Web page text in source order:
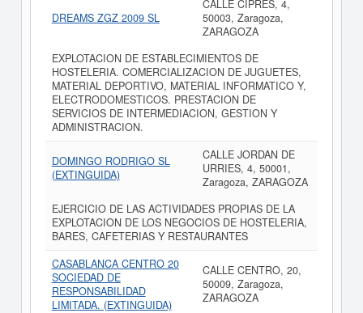
DREAMS ZGZ 2009 SL
CALLE CIPRES, 4,
50003, Zaragoza,
ZARAGOZA
EXPLOTACION DE ESTABLECIMIENTOS DE
HOSTELERIA. COMERCIALIZACION DE JUGUETES,
MATERIAL DEPORTIVO, MATERIAL INFORMATICO Y,
ELECTRODOMESTICOS. PRESTACION DE
SERVICIOS DE INTERMEDIACION, GESTION Y
ADMINISTRACION.
DOMINGO RODRIGO SL
(EXTINGUIDA)
CALLE JORDAN DE
URRIES, 4, 50001,
Zaragoza, ZARAGOZA
EJERCICIO DE LAS ACTIVIDADES PROPIAS DE LA
EXPLOTACION DE LOS NEGOCIOS DE HOSTELERIA,
BARES, CAFETERIAS Y RESTAURANTES
CASABLANCA CENTRO 20
SOCIEDAD DE
RESPONSABILIDAD
LIMITADA. (EXTINGUIDA)
CALLE CENTRO, 20,
50009, Zaragoza,
ZARAGOZA